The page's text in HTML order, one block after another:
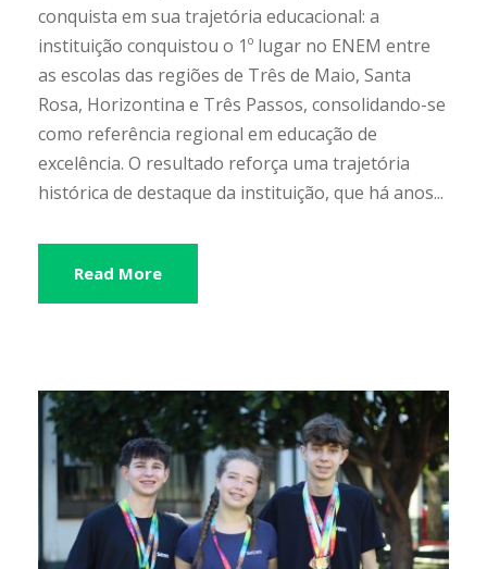
conquista em sua trajetória educacional: a
instituição conquistou o 1º lugar no ENEM entre
as escolas das regiões de Três de Maio, Santa
Rosa, Horizontina e Três Passos, consolidando-se
como referência regional em educação de
excelência. O resultado reforça uma trajetória
histórica de destaque da instituição, que há anos...
Read More